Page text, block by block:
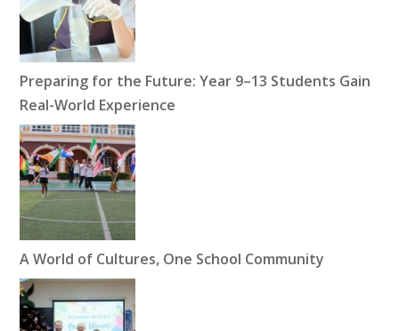
Preparing for the Future: Year 9–13 Students Gain
Real-World Experience
A World of Cultures, One School Community